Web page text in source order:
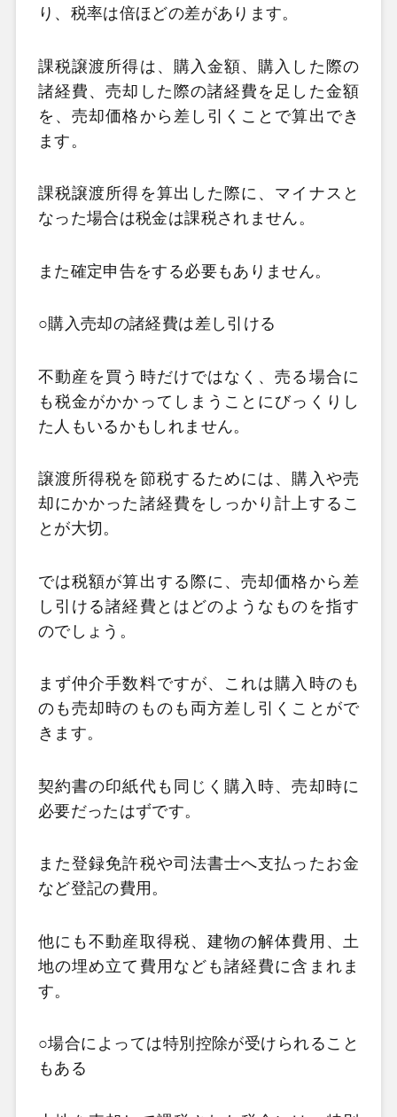
り、税率は倍ほどの差があります。
課税譲渡所得は、購入金額、購入した際の
諸経費、売却した際の諸経費を足した金額
を、売却価格から差し引くことで算出でき
ます。
課税譲渡所得を算出した際に、マイナスと
なった場合は税金は課税されません。
また確定申告をする必要もありません。
○購入売却の諸経費は差し引ける
不動産を買う時だけではなく、売る場合に
も税金がかかってしまうことにびっくりし
た人もいるかもしれません。
譲渡所得税を節税するためには、購入や売
却にかかった諸経費をしっかり計上するこ
とが大切。
では税額が算出する際に、売却価格から差
し引ける諸経費とはどのようなものを指す
のでしょう。
まず仲介手数料ですが、これは購入時のも
のも売却時のものも両方差し引くことがで
きます。
契約書の印紙代も同じく購入時、売却時に
必要だったはずです。
また登録免許税や司法書士へ支払ったお金
など登記の費用。
他にも不動産取得税、建物の解体費用、土
地の埋め立て費用なども諸経費に含まれま
す。
○場合によっては特別控除が受けられること
もある